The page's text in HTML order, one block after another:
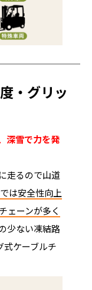
・グリッ
深雪で力を発
走るので山道
は安全性向上
ェーンが多く
少ない凍結路
式ケーブルチ